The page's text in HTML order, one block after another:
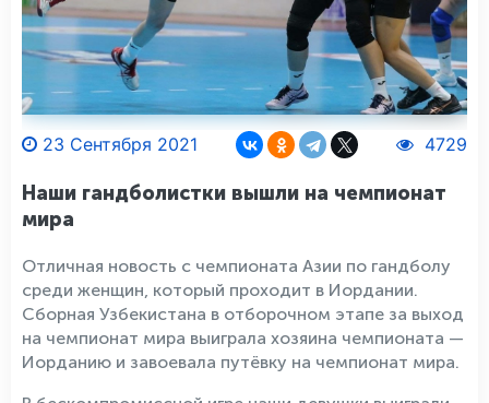
23 Сентября 2021 4729
Наши гандболистки вышли на чемпионат
мира
Отличная новость с чемпионата Азии по гандболу
среди женщин, который проходит в Иордании.
Сборная Узбекистана в отборочном этапе за выход
на чемпионат мира выиграла хозяина чемпионата —
Иорданию и завоевала путёвку на чемпионат мира.